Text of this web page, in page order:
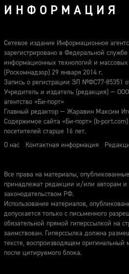
ИНФОРМАЦИЯ
Сетевое издание Информационное
зарегистрировано в Федеральной
информационных технологий и
(Роскомнадзор) 29 января 2014 г.
Запись о регистрации ЭЛ №ФС77-85351
Учредитель и издатель (редакция) —
агентство «Би-порт»
Главный редактор — Жаравин Максим
Содержимое сайта «Би-порт» (b-
посетителей старше 16 лет.
О нас
Контактная информация
Все права на материалы,
принадлежат редакции и/или авторам и
законодательством РФ.
Использование материалов,
допускается только с письменного
обязательной прямой гиперссылкой на
заимствован. Гиперссылка должна
тексте, воспроизводящем
после цитируемого блока.